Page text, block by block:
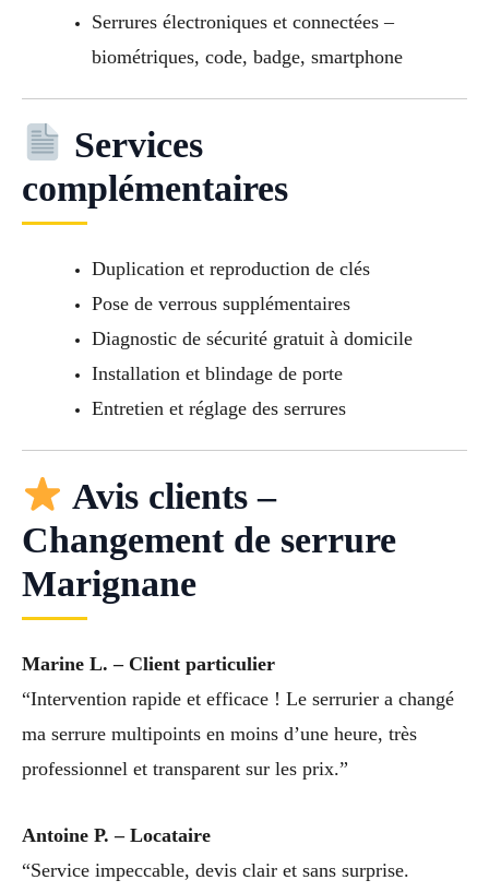
Serrures électroniques et connectées –
biométriques, code, badge, smartphone
Services
complémentaires
Duplication et reproduction de clés
Pose de verrous supplémentaires
Diagnostic de sécurité gratuit à domicile
Installation et blindage de porte
Entretien et réglage des serrures
Avis clients –
Changement de serrure
Marignane
Marine L. – Client particulier
“Intervention rapide et efficace ! Le serrurier a changé
ma serrure multipoints en moins d’une heure, très
professionnel et transparent sur les prix.”
Antoine P. – Locataire
“Service impeccable, devis clair et sans surprise.